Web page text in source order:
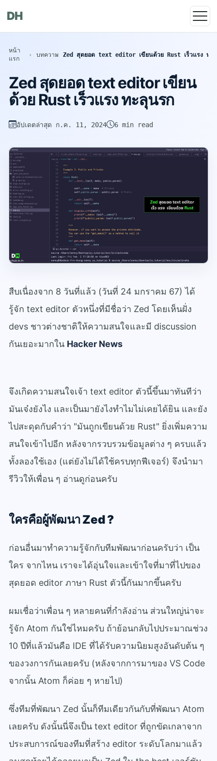
DH
หน้า
แรก
บทความ Zed สุดยอด text editor เขียนด้วย Rust เร็วแรง ทะ
Zed สุดยอด text editor เขียน
ด้วย Rust เร็วแรง ทะลุนรก
อัปเดตล่าสุด ก.ค. 11, 2024 6 min read
สืบเนื่องจาก 8 วันที่แล้ว (วันที่ 24 มกราคม 67) ได้
รู้จัก text editor ตัวหนึ่งที่มีชื่อว่า Zed โดยเห็นฝั่ง
devs ชาวต่างชาติให้ความสนใจและมี discussion
กันเยอะมากใน Hacker News
จึงเกิดความสนใจเจ้า text editor ตัวนี้ขึ้นมาทันทีว่า
มันเจ๋งยังไง และเป็นมายังไงทำไมไม่เคยได้ยิน และยัง
ไปสะดุดกับคำว่า "มันถูกเขียนด้วย Rust" ยิ่งเพิ่มความ
สนใจเข้าไปอีก หลังจากรวบรวมข้อมูลต่าง ๆ ครบแล้ว
ทั้งลองใช้เอง (แต่ยังไม่ได้ใช้ครบทุกฟีเจอร์) จึงนำมา
รีวิวให้เพื่อน ๆ อ่านดูก่อนครับ
ใครคือผู้พัฒนา Zed ?
ก่อนอื่นมาทำความรู้จักกับทีมพัฒนาก่อนครับว่า เป็น
ใคร จากไหน เราจะได้อุ่นใจและเข้าใจที่มาที่ไปของ
สุดยอด editor ภาษา Rust ตัวนี้กันมากขึ้นครับ
ผมเชื่อว่าเพื่อน ๆ หลายคนที่กำลังอ่าน ส่วนใหญ่น่าจะ
รู้จัก Atom กันใช่ไหมครับ ถ้าย้อนกลับไปประมาณช่วง
10 ปีที่แล้วมันคือ IDE ที่ได้รับความนิยมสูงอันดับต้น ๆ
ของวงการกันเลยครับ (หลังจากการมาของ VS Code
จากนั้น Atom ก็ค่อย ๆ หายไป)
ซึ่งทีมที่พัฒนา Zed นั้นก็ทีมเดียวกันกับที่พัฒนา Atom
เลยครับ ดังนั้นนี่จึงเป็น text editor ที่ถูกขัดเกลาจาก
ประสบการณ์ของทีมที่สร้าง editor ระดับโลกมาแล้ว